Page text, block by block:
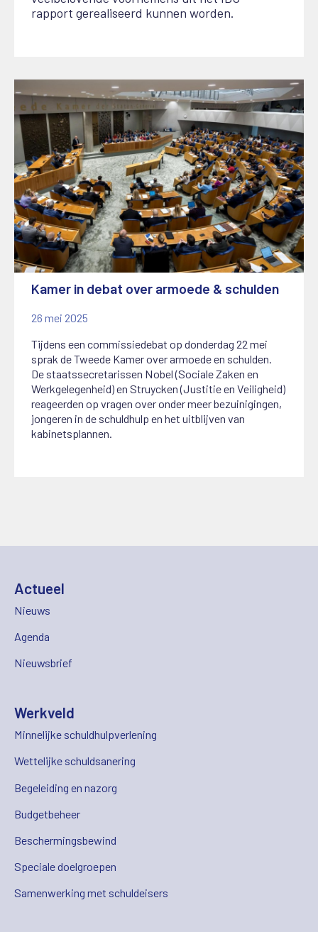
rapport gerealiseerd kunnen worden.
Kamer in debat over armoede & schulden
26 mei 2025
Tijdens een commissiedebat op donderdag 22 mei
sprak de Tweede Kamer over armoede en schulden.
De staatssecretarissen Nobel (Sociale Zaken en
Werkgelegenheid) en Struycken (Justitie en Veiligheid)
reageerden op vragen over onder meer bezuinigingen,
jongeren in de schuldhulp en het uitblijven van
kabinetsplannen.
Actueel
Nieuws
Agenda
Nieuwsbrief
Werkveld
Minnelijke schuldhulpverlening
Wettelijke schuldsanering
Begeleiding en nazorg
Budgetbeheer
Beschermingsbewind
Speciale doelgroepen
Samenwerking met schuldeisers